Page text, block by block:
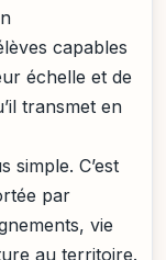
capables
échelle et de
transmet en
simple. C’est
par
vie
au territoire.